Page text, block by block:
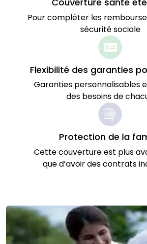
Pour compléter les
sécurité sociale
Flexibilité des garanties
Garanties personnalisables
des besoins de
Protection de la
Cette couverture est plus
que d’avoir des contrats